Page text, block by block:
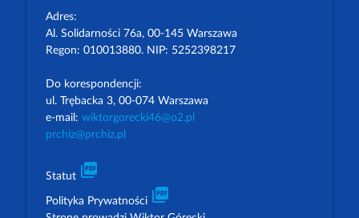
Adres:
Al. Solidarności 76a, 00-145 Warszawa
Regon: 010013880. NIP: 5252398217
Do korespondencji:
ul. Trębacka 3, 00-074 Warszawa
e-mail: wiktorgorecki46@o2.pl
prchiz@prchiz.pl
Statut picture_as_pdf
Polityka Prywatności picture_as_pdf